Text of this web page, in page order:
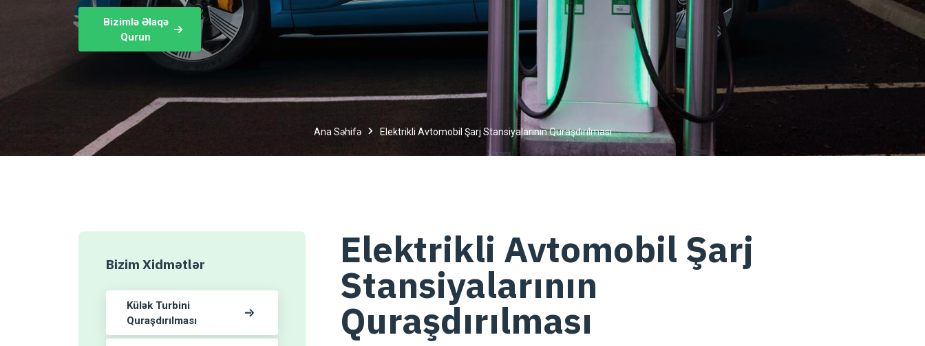
Bizimlə Əlaqə
Qurun
Ana Səhifə Elektrikli Avtomobil Şarj Stansiyalarının Quraşdırılması
Bizim Xidmətlər
Külək Turbini
Quraşdırılması
Elektrikli Avtomobil Şarj
Stansiyalarının
Quraşdırılması